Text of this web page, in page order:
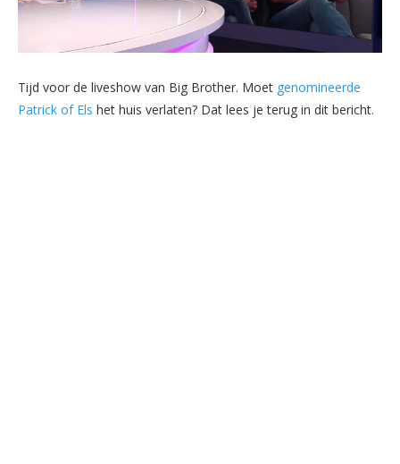
Tijd voor de liveshow van Big Brother. Moet genomineerde
Patrick of Els het huis verlaten? Dat lees je terug in dit bericht.